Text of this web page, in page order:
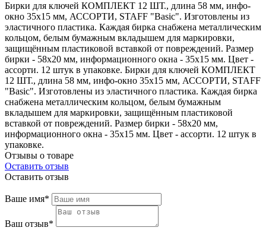
Бирки для ключей КОМПЛЕКТ 12 ШТ., длина 58 мм, инфо-
окно 35х15 мм, АССОРТИ, STAFF "Basic". Изготовлены из
эластичного пластика. Каждая бирка снабжена металлическим
кольцом, белым бумажным вкладышем для маркировки,
защищённым пластиковой вставкой от повреждений. Размер
бирки - 58х20 мм, информационного окна - 35х15 мм. Цвет -
ассорти. 12 штук в упаковке. Бирки для ключей КОМПЛЕКТ
12 ШТ., длина 58 мм, инфо-окно 35х15 мм, АССОРТИ, STAFF
"Basic". Изготовлены из эластичного пластика. Каждая бирка
снабжена металлическим кольцом, белым бумажным
вкладышем для маркировки, защищённым пластиковой
вставкой от повреждений. Размер бирки - 58х20 мм,
информационного окна - 35х15 мм. Цвет - ассорти. 12 штук в
упаковке.
Отзывы о товаре
Оставить отзыв
Оставить отзыв
Ваше имя*
Ваш отзыв*